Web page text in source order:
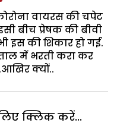
वायरस की चपेट
बीच प्रेषक की बीवी
इस की शिकार हो गई.
में भरती करा कर
क्यों..
क्लिक करें...